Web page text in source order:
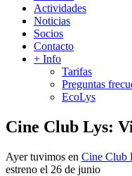
Actividades
Noticias
Socios
Contacto
+ Info
Tarifas
Preguntas
EcoLys
Cine Club Lys:
Ayer tuvimos en Cine Club
estreno el 26 de junio